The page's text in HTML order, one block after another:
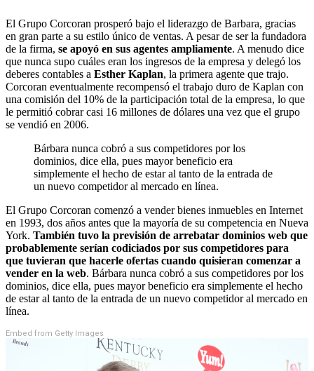
El Grupo Corcoran prosperó bajo el liderazgo de Barbara, gracias
en gran parte a su estilo único de ventas. A pesar de ser la fundadora
de la firma, se apoyó en sus agentes ampliamente. A menudo dice
que nunca supo cuáles eran los ingresos de la empresa y delegó los
deberes contables a Esther Kaplan, la primera agente que trajo.
Corcoran eventualmente recompensó el trabajo duro de Kaplan con
una comisión del 10% de la participación total de la empresa, lo que
le permitió cobrar casi 16 millones de dólares una vez que el grupo
se vendió en 2006.
Bárbara nunca cobró a sus competidores por los
dominios, dice ella, pues mayor beneficio era
simplemente el hecho de estar al tanto de la entrada de
un nuevo competidor al mercado en línea.
El Grupo Corcoran comenzó a vender bienes inmuebles en Internet
en 1993, dos años antes que la mayoría de su competencia en Nueva
York. También tuvo la previsión de arrebatar dominios web que
probablemente serían codiciados por sus competidores para
que tuvieran que hacerle ofertas cuando quisieran comenzar a
vender en la web. Bárbara nunca cobró a sus competidores por los
dominios, dice ella, pues mayor beneficio era simplemente el hecho
de estar al tanto de la entrada de un nuevo competidor al mercado en
línea.
Embed from Getty Images